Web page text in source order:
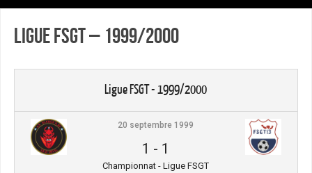
Ligue FSGT – 1999/2000
Ligue FSGT - 1999/2000
20 septembre 1999
1 - 1
Championnat - Ligue FSGT